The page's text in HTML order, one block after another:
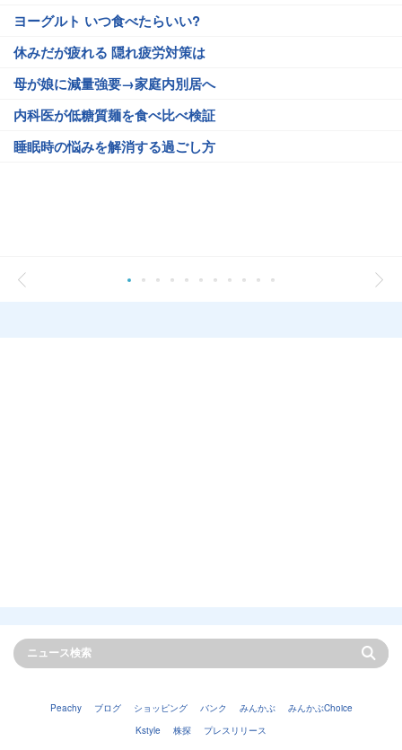
ヨーグルト いつ食べたらいい?
休みだが疲れる 隠れ疲労対策は
母が娘に減量強要→家庭内別居へ
内科医が低糖質麺を食べ比べ検証
睡眠時の悩みを解消する過ごし方
Peachy ブログ ショッピング バンク みんかぶ
みんかぶChoice
Kstyle
株探 プレスリリース